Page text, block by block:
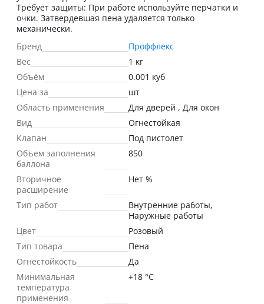
Требует защиты: При работе используйте перчатки и
очки. Затвердевшая пена удаляется только
механически.
Бренд
Проффлекс
Вес
1 кг
Объём
0.001 куб
Цена за
шт
Область применения
Для дверей , Для окон
Вид
Огнестойкая
Клапан
Под пистолет
Объем заполнения
баллона
850
Вторичное
расширение
Нет %
Тип работ
Внутренние работы,
Наружные работы
Цвет
Розовый
Тип товара
Пена
Огнестойкость
Да
Минимальная
температура
применения
+18 °С